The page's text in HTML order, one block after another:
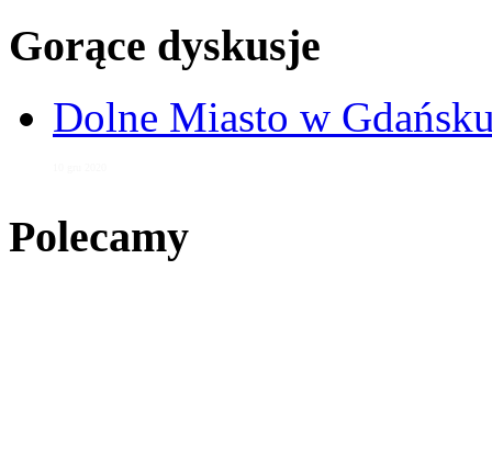
Gorące dyskusje
Dolne Miasto w
Polecamy